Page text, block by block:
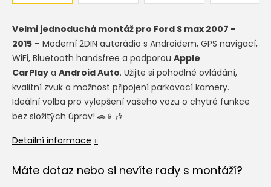
Velmi jednoduchá montáž pro Ford S max 2007 -
2015 – Moderní 2DIN autorádio s Androidem, GPS navigací,
WiFi, Bluetooth handsfree a podporou Apple
CarPlay a Android Auto. Užijte si pohodlné ovládání,
kvalitní zvuk a možnost připojení parkovací kamery.
Ideální volba pro vylepšení vašeho vozu o chytré funkce
bez složitých úprav! 🚗📱🎶
Detailní informace
Máte dotaz nebo si nevíte rady s montáží?